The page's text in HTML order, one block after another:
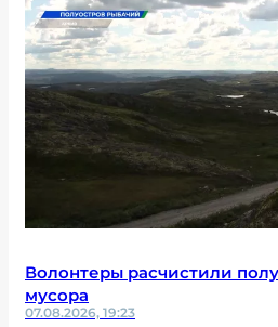
Волонтеры расчистили
мусора
07.08.2026, 19:23